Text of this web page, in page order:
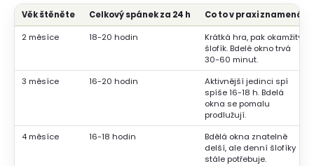
Věk štěněte Celkový spánek za 24 h
Co to v praxi znamená
2 měsíce
18-20 hodin
Krátká hra, pak okamžitý
šlofík. Bdelé okno trvá
30-60 minut.
3 měsíce
16-20 hodin
Aktivnější jedinci spí
spíše 16-18 h. Bdelá
okna se pomalu
prodlužují.
4 měsíce
16-18 hodin
Bdělá okna znatelně
delší, ale denní šlofíky
stále potřebuje.